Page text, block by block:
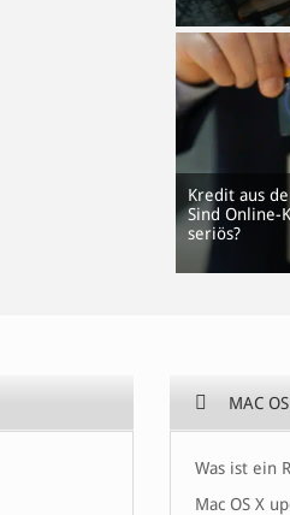
Kredit aus
Sind Online-
seriös?
MAC OS
Was ist ein
Mac OS X